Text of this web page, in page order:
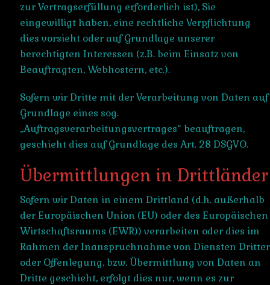
zur Vertragserfüllung erforderlich ist), Sie
eingewilligt haben, eine rechtliche Verpflichtung
dies vorsieht oder auf Grundlage unserer
berechtigten Interessen (z.B. beim Einsatz von
Beauftragten, Webhostern, etc.).
Sofern wir Dritte mit der Verarbeitung von Daten auf
Grundlage eines sog.
„Auftragsverarbeitungsvertrages“ beauftragen,
geschieht dies auf Grundlage des Art. 28 DSGVO.
Übermittlungen in Drittländer
Sofern wir Daten in einem Drittland (d.h. außerhalb
der Europäischen Union (EU) oder des Europäischen
Wirtschaftsraums (EWR)) verarbeiten oder dies im
Rahmen der Inanspruchnahme von Diensten Dritter
oder Offenlegung, bzw. Übermittlung von Daten an
Dritte geschieht, erfolgt dies nur, wenn es zur